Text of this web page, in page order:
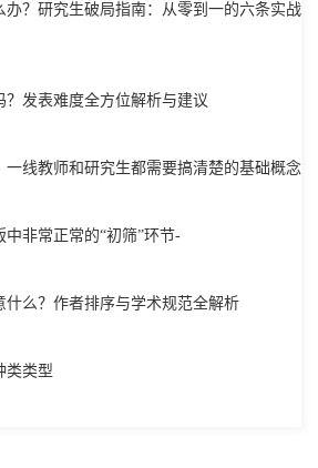
办？研究生破局指南：从零到一的六条实战
？发表难度全方位解析与建议
一线教师和研究生都需要搞清楚的基础概念
非常正常的“初筛”环节-
什么？作者排序与学术规范全解析
类类型